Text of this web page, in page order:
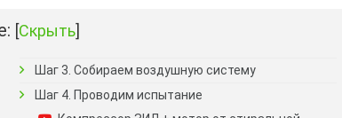
[Скрыть]
Шаг 3. Собираем воздушную систему
Шаг 4. Проводим испытание